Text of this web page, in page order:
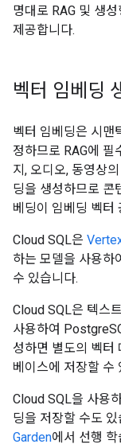
명대로 RAG 및 생
제공합니다.
벡터 임베딩
벡터 임베딩은 시맨
정하므로 RAG에 필
지, 오디오, 동영상
딩을 생성하므로 콘
베딩이 임베딩 벡터
Cloud SQL은
하는 모델을 사용하
수 있습니다.
Cloud SQL은 텍스트
사용하여
성하면 별도의 벡터
베이스에 저장할 수
Cloud SQL을 사용
딩을 저장할 수도 있
Garden에서 선행